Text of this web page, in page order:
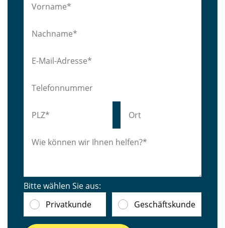
Bitte wählen Sie aus:
Privatkunde
Geschäftskunde